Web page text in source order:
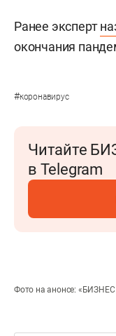
Ранее эксперт
окончания
#коронавирус
Читайте
в Telegram
Фото на анонсе: «БИЗНЕС